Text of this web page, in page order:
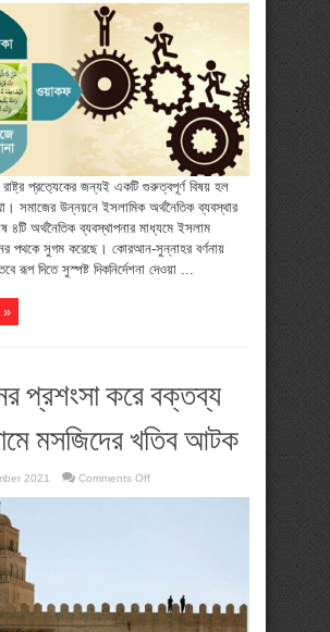
উন্নয়নে
ইসলামের
অর্থনৈতিক
নির্দেশনা
প্রত‍্যেকের জন্যই একটি গুরুত্বপূর্ণ বিষয় হল
সমাজের উন্নয়নে ইসলামিক অর্থনৈতিক ব্যবস্থার
৪টি অর্থনৈতিক ব্যবস্থাপনার মাধ্যমে ইসলাম
পথকে সুগম করেছে। কোরআন-সুন্নাহর বর্ণনায়
রূপ দিতে সুস্পষ্ট দিকনির্দেশনা দেওয়া ...
»
প্রশংসা করে বক্তব্য
মসজিদের খতিব আটক
2021 Comments Offon